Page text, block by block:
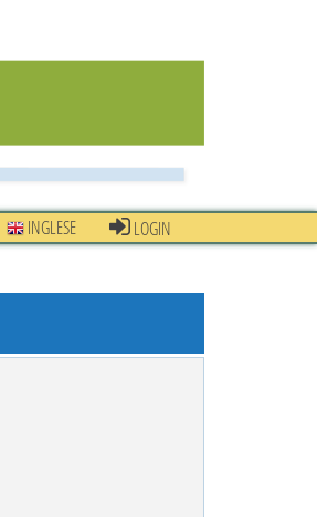
INGLESE LOGIN